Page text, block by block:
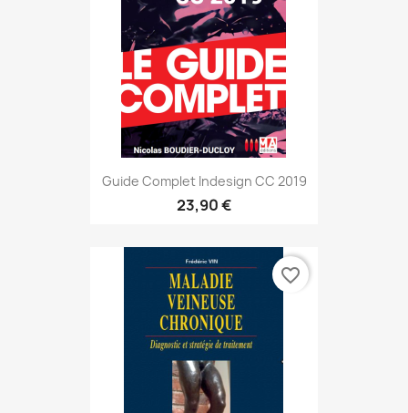
Guide Complet Indesign CC 2019
23,90 €
favorite_border